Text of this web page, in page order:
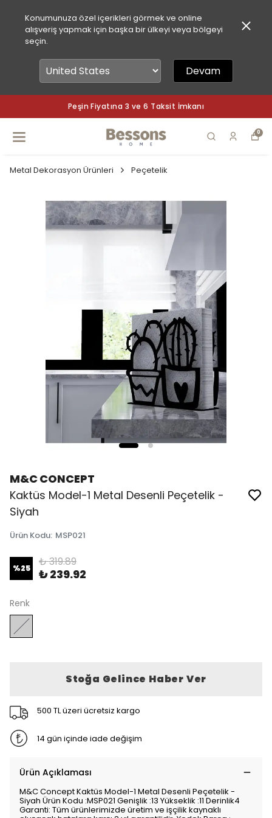
Konumunuza özel içerikleri görmek ve online
alışveriş yapmak için başka bir ülkeyi veya bölgeyi
seçin.
Devam
Peşin Fiyatına 3 ve 6 Taksit İmkanı
0
Metal Dekorasyon Ürünleri Peçetelik
M&C CONCEPT
Kaktüs Model-1 Metal Desenli Peçetelik -
Siyah
Ürün Kodu: MSP021
%25 ₺ 319.89
₺ 239.92
Renk
Stoğa Gelince Haber Ver
500 TL üzeri ücretsiz kargo
14 gün içinde iade değişim
Ürün Açıklaması
M&C Concept Kaktüs Model-1 Metal Desenli Peçetelik -
Siyah Ürün Kodu :MSP021 Genişlik :13 Yükseklik :11 Derinlik4
Garanti: Tüm ürünlerimizde üretim ve işçilik kaynaklı